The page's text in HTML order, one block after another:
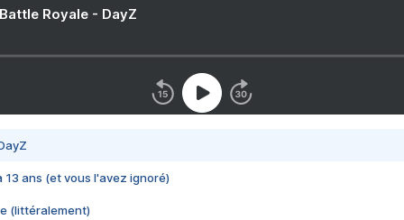
Royale - DayZ
13 ans (et vous l'avez ignoré)
(littéralement)